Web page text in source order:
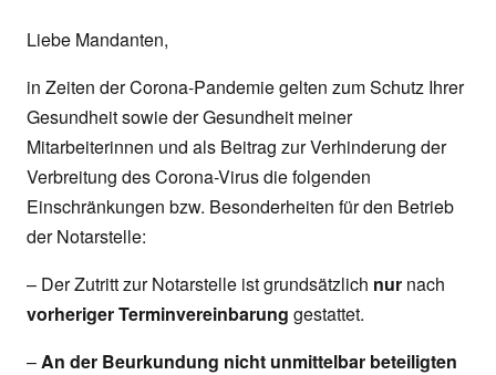
Liebe Mandanten,
in Zeiten der Corona-Pandemie gelten zum Schutz Ihrer
Gesundheit sowie der Gesundheit meiner
Mitarbeiterinnen und als Beitrag zur Verhinderung der
Verbreitung des Corona-Virus die folgenden
Einschränkungen bzw. Besonderheiten für den Betrieb
der Notarstelle:
– Der Zutritt zur Notarstelle ist grundsätzlich nur nach
vorheriger Terminvereinbarung gestattet.
–An der Beurkundung nicht unmittelbar beteiligten